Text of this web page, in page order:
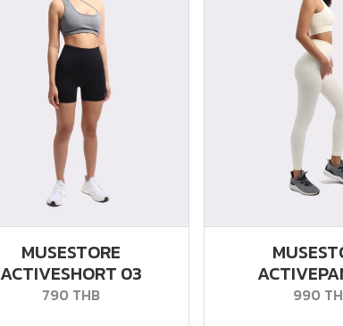
MUSESTORE
ACTIVESHORT 03
790 THB 990